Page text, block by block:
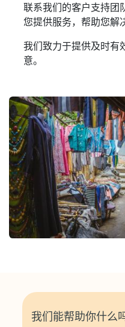
联系我们的客户支持团
您提供服务，帮助您解
我们致力于提供及时有
意。
我们能帮助你什么